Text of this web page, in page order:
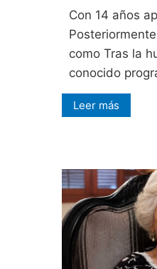
Con 14 años
como Tras la
conocido
Leer más